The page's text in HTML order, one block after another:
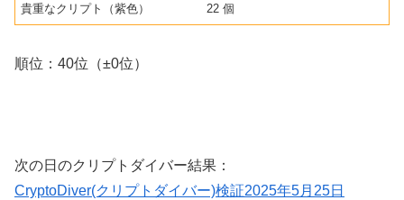
貴重なクリプト（紫色） 22 個
順位：40位（±0位）
次の日のクリプトダイバー結果：
CryptoDiver(クリプトダイバー)検証2025年5月25日